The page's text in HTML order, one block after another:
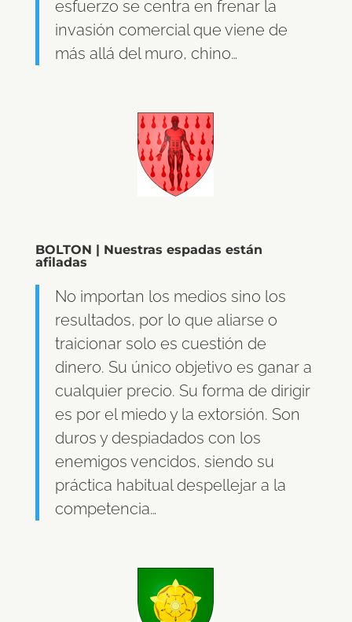
esfuerzo se centra en frenar la
invasión comercial que viene de
más allá del muro, chino…
BOLTON | Nuestras espadas están
afiladas
No importan los medios sino los
resultados, por lo que aliarse o
traicionar solo es cuestión de
dinero. Su único objetivo es ganar a
cualquier precio. Su forma de dirigir
es por el miedo y la extorsión. Son
duros y despiadados con los
enemigos vencidos, siendo su
práctica habitual despellejar a la
competencia…